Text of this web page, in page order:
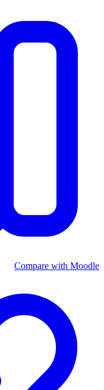
Compare with Moodle